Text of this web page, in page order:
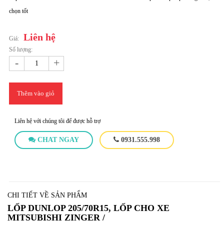
chọn tốt
Giá: Liên hệ
Số lượng:
- +
Thêm vào giỏ
Liên hệ với chúng tôi để được hỗ trợ
CHAT NGAY 0931.555.998
CHI TIẾT VỀ SẢN PHẨM
LỐP DUNLOP 205/70R15, LỐP CHO XE
MITSUBISHI ZINGER /